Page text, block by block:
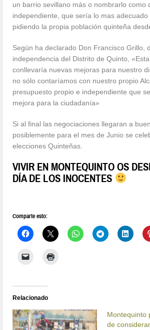
un barrio sevillano más o nombrarlo como
independiente, que sería lo mas adecuado
pidiendo la propia población quinteña
Según ha declarado Don Francisco Grillo,
independencia del Distrito de Quinto,
conllevaría nuevas mejoras para nuestro
no sólo contaríamos con nuestro propio
presupuesto propio e independiente que
mejora para la ciudadanía»
Si al final las negociaciones llegaran a
posiblemente para el mes de Junio se
elecciones Quinteñas.
VIVIR EN MONTEQUINTO OS
DÍA DE LOS INOCENTES
Comparte esto:
Relacionado
Montequinto
de